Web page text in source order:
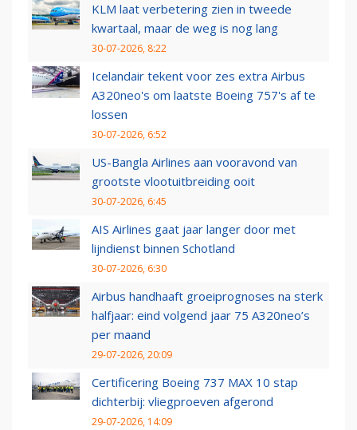
KLM laat verbetering zien in tweede
kwartaal, maar de weg is nog lang
30-07-2026, 8:22
Icelandair tekent voor zes extra Airbus
A320neo's om laatste Boeing 757's af te
lossen
30-07-2026, 6:52
US-Bangla Airlines aan vooravond van
grootste vlootuitbreiding ooit
30-07-2026, 6:45
AIS Airlines gaat jaar langer door met
lijndienst binnen Schotland
30-07-2026, 6:30
Airbus handhaaft groeiprognoses na sterk
halfjaar: eind volgend jaar 75 A320neo’s
per maand
29-07-2026, 20:09
Certificering Boeing 737 MAX 10 stap
dichterbij: vliegproeven afgerond
29-07-2026, 14:09